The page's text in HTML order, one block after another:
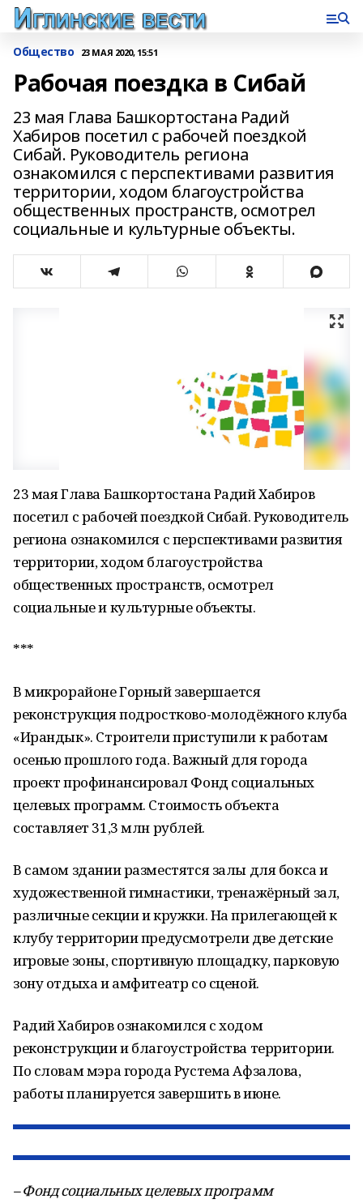
Общество 23 МАЯ 2020, 15:51
Рабочая поездка в Сибай
23 мая Глава Башкортостана Радий
Хабиров посетил с рабочей поездкой
Сибай. Руководитель региона
ознакомился с перспективами развития
территории, ходом благоустройства
общественных пространств, осмотрел
социальные и культурные объекты.
23 мая Глава Башкортостана Радий Хабиров
посетил с рабочей поездкой Сибай. Руководитель
региона ознакомился с перспективами развития
территории, ходом благоустройства
общественных пространств, осмотрел
социальные и культурные объекты.
***
В микрорайоне Горный завершается
реконструкция подростково-молодёжного клуба
«Ирандык». Строители приступили к работам
осенью прошлого года. Важный для города
проект профинансировал Фонд социальных
целевых программ. Стоимость объекта
составляет 31,3 млн рублей.
В самом здании разместятся залы для бокса и
художественной гимнастики, тренажёрный зал,
различные секции и кружки. На прилегающей к
клубу территории предусмотрели две детские
игровые зоны, спортивную площадку, парковую
зону отдыха и амфитеатр со сценой.
Радий Хабиров ознакомился с ходом
реконструкции и благоустройства территории.
По словам мэра города Рустема Афзалова,
работы планируется завершить в июне.
– Фонд социальных целевых программ